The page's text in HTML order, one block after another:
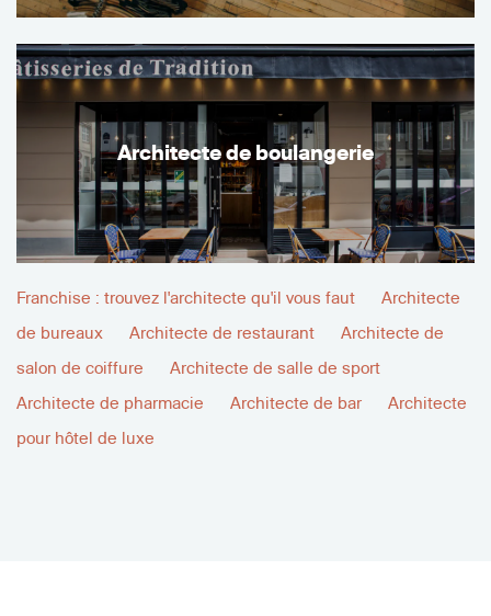
Architecte de boulangerie
Franchise : trouvez l'architecte qu'il vous faut
Architecte
de bureaux
Architecte de restaurant
Architecte de
salon de coiffure
Architecte de salle de sport
Architecte de pharmacie
Architecte de bar
Architecte
pour hôtel de luxe